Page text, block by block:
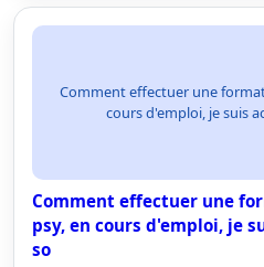
Comment effectuer une
cours d'emploi, je suis
Comment effectuer une
psy, en cours d'emploi, je
so